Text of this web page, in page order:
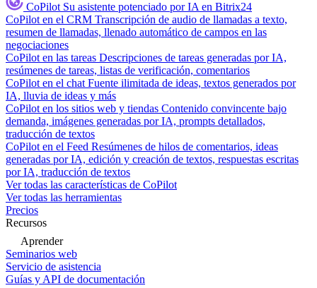
CoPilot Su asistente potenciado por IA en Bitrix24
CoPilot en el CRM Transcripción de audio de llamadas a texto,
resumen de llamadas, llenado automático de campos en las
negociaciones
CoPilot en las tareas Descripciones de tareas generadas por IA,
resúmenes de tareas, listas de verificación, comentarios
CoPilot en el chat Fuente ilimitada de ideas, textos generados por
IA, lluvia de ideas y más
CoPilot en los sitios web y tiendas Contenido convincente bajo
demanda, imágenes generadas por IA, prompts detallados,
traducción de textos
CoPilot en el Feed Resúmenes de hilos de comentarios, ideas
generadas por IA, edición y creación de textos, respuestas escritas
por IA, traducción de textos
Ver todas las características de CoPilot
Ver todas las herramientas
Precios
Recursos
Aprender
Seminarios web
Servicio de asistencia
Guías y API de documentación